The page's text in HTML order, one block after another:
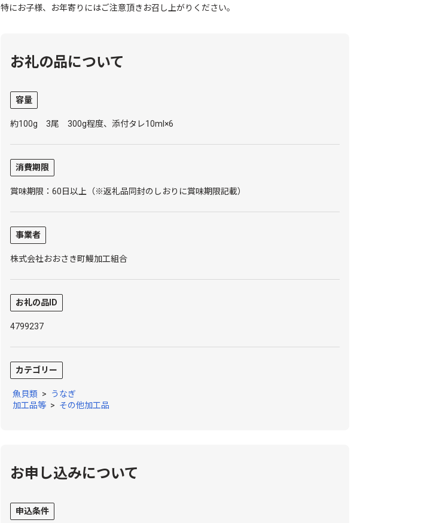
特にお子様、お年寄りにはご注意頂きお召し上がりください。
お礼の品について
容量
約100g 3尾 300g程度、添付タレ10ml×6
消費期限
賞味期限：60日以上（※返礼品同封のしおりに賞味期限記載）
事業者
株式会社おおさき町鰻加工組合
お礼の品ID
4799237
カテゴリー
魚貝類 >
うなぎ
加工品等 > その他加工品
お申し込みについて
申込条件